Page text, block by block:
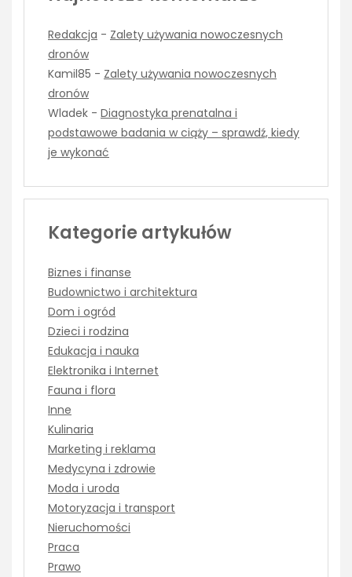
Redakcja - Zalety używania nowoczesnych
dronów
Kamil85 - Zalety używania nowoczesnych
dronów
Wladek - Diagnostyka prenatalna i
podstawowe badania w ciąży – sprawdź, kiedy
je wykonać
Kategorie artykułów
Biznes i finanse
Budownictwo i architektura
Dom i ogród
Dzieci i rodzina
Edukacja i nauka
Elektronika i Internet
Fauna i flora
Inne
Kulinaria
Marketing i reklama
Medycyna i zdrowie
Moda i uroda
Motoryzacja i transport
Nieruchomości
Praca
Prawo